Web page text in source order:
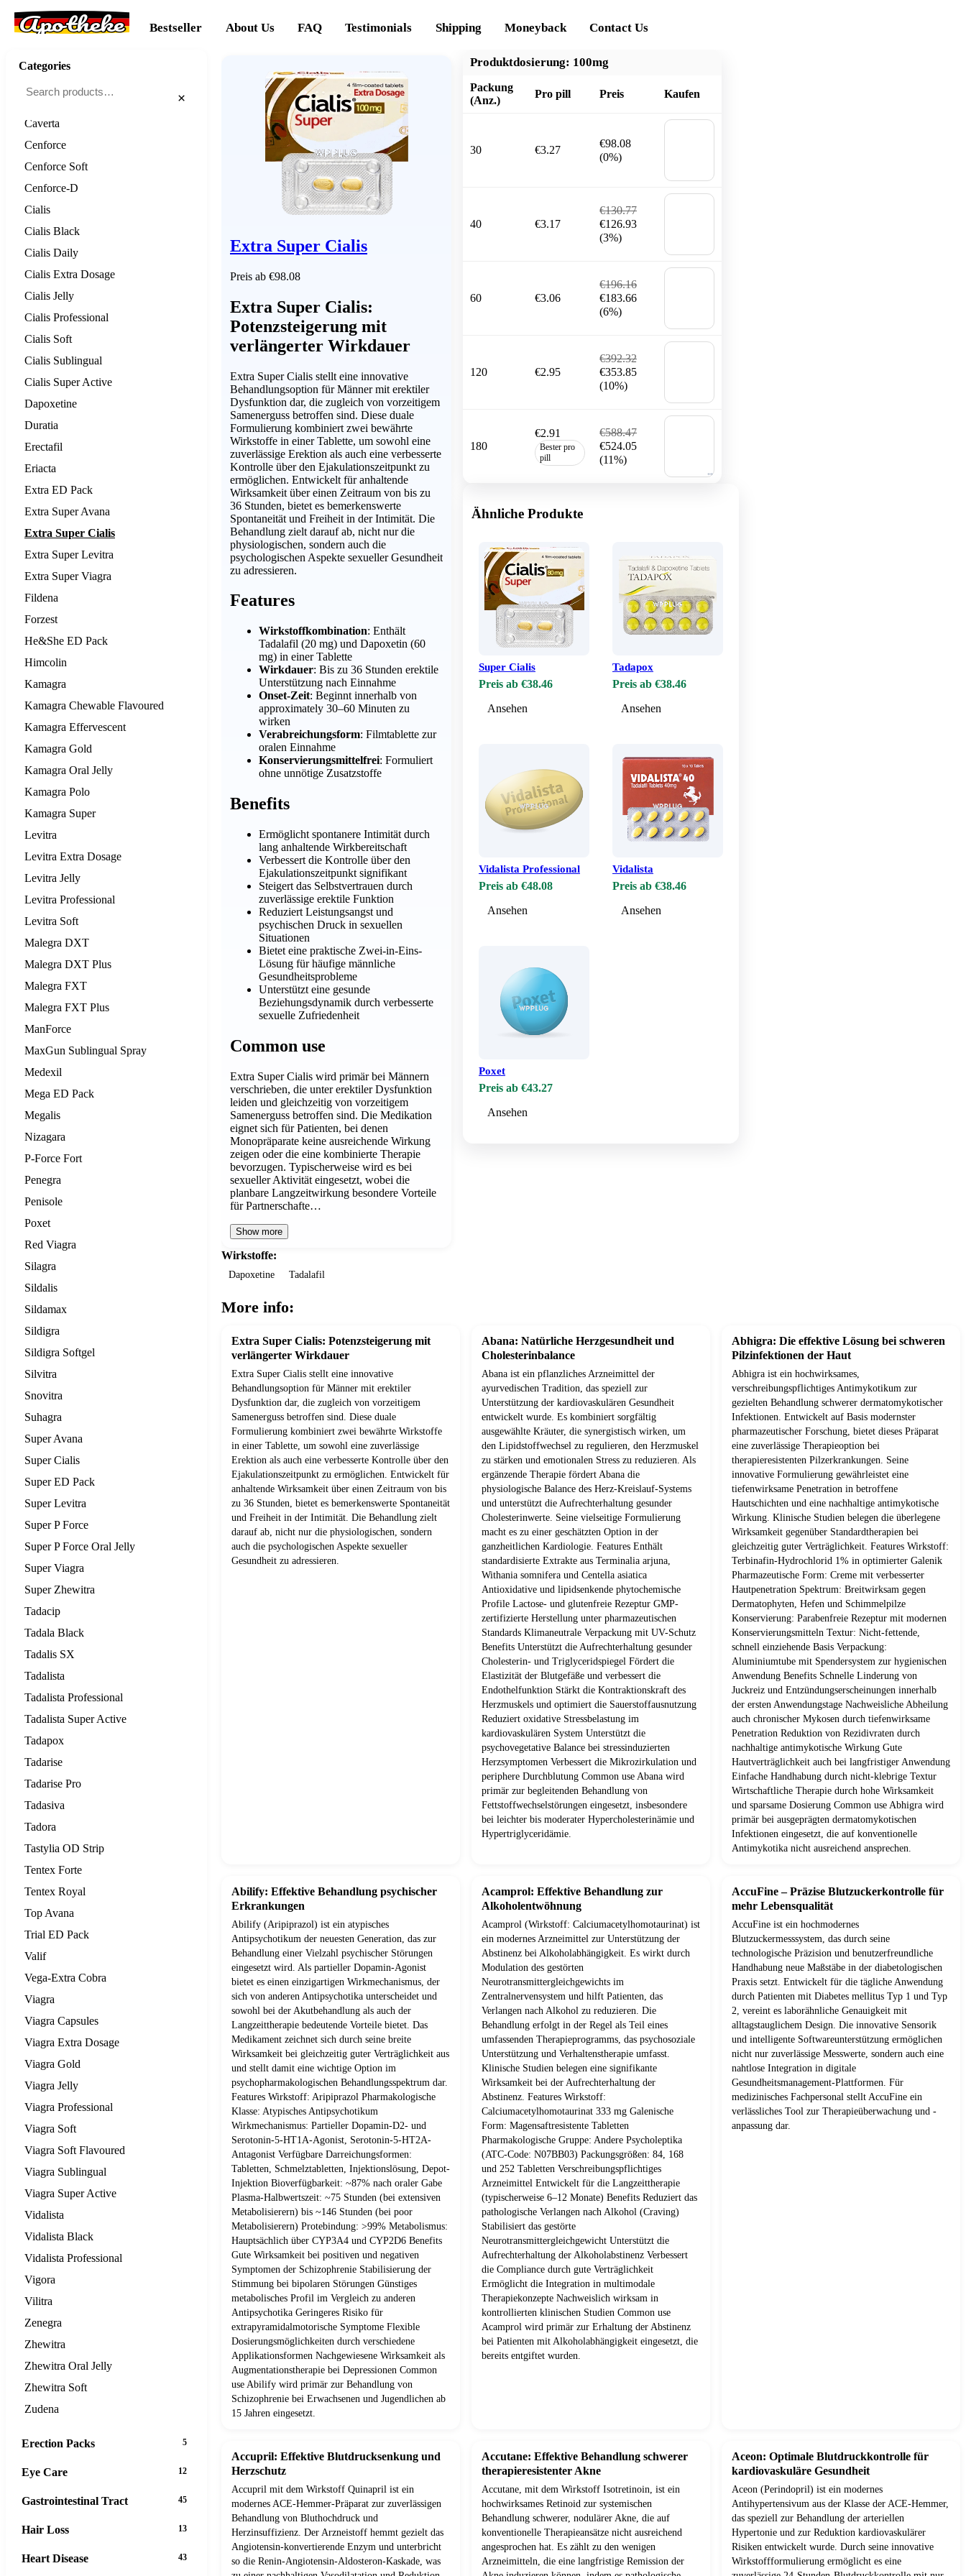
Apotheke Bestseller About Us FAQ Testimonials Shipping Moneyback Contact Us
Extra Super Cialis
Preis ab €98.08
Extra Super Cialis:
Potenzsteigerung mit
verlängerter Wirkdauer
Extra Super Cialis stellt eine innovative
Behandlungsoption für Männer mit erektiler
Dysfunktion dar, die zugleich von vorzeitigem
Samenerguss betroffen sind. Diese duale
Formulierung kombiniert zwei bewährte
Wirkstoffe in einer Tablette, um sowohl eine
zuverlässige Erektion als auch eine verbesserte
Kontrolle über den Ejakulationszeitpunkt zu
ermöglichen. Entwickelt für anhaltende
Wirksamkeit über einen Zeitraum von bis zu
36 Stunden, bietet es bemerkenswerte
Spontaneität und Freiheit in der Intimität. Die
Behandlung zielt darauf ab, nicht nur die
physiologischen, sondern auch die
psychologischen Aspekte sexueller Gesundheit
zu adressieren.
Features
Wirkstoffkombination: Enthält
Tadalafil (20 mg) und Dapoxetin (60
mg) in einer Tablette
Wirkdauer: Bis zu 36 Stunden erektile
Unterstützung nach Einnahme
Onset-Zeit: Beginnt innerhalb von
approximately 30–60 Minuten zu
wirken
Verabreichungsform: Filmtablette zur
oralen Einnahme
Konservierungsmittelfrei: Formuliert
ohne unnötige Zusatzstoffe
Benefits
Ermöglicht spontanere Intimität durch
lang anhaltende Wirkbereitschaft
Verbessert die Kontrolle über den
Ejakulationszeitpunkt signifikant
Steigert das Selbstvertrauen durch
zuverlässige erektile Funktion
Reduziert Leistungsangst und
psychischen Druck in sexuellen
Situationen
Bietet eine praktische Zwei-in-Eins-
Lösung für häufige männliche
Gesundheitsprobleme
Unterstützt eine gesunde
Beziehungsdynamik durch verbesserte
sexuelle Zufriedenheit
Common use
Extra Super Cialis wird primär bei Männern
verschrieben, die unter erektiler Dysfunktion
leiden und gleichzeitig von vorzeitigem
Samenerguss betroffen sind. Die Medikation
eignet sich für Patienten, bei denen
Monopräparate keine ausreichende Wirkung
zeigen oder die eine kombinierte Therapie
bevorzugen. Typischerweise wird es bei
sexueller Aktivität eingesetzt, wobei die
planbare Langzeitwirkung besondere Vorteile
für Partnerschafte…
Show more
Wirkstoffe:
Dapoxetine Tadalafil
Produktdosierung: 100mg
Packung
(Anz.)
Pro pill Preis Kaufen
30 €3.27
€98.08
(0%)
40 €3.17
€130.77
€126.93
(3%)
60 €3.06
€196.16
€183.66
(6%)
120 €2.95
€392.32
€353.85
(10%)
180
€2.91
Bester pro
pill
€588.47
€524.05
(11%)
Ähnliche Produkte
Super Cialis
Preis ab €38.46
Ansehen
Tadapox
Preis ab €38.46
Ansehen
Vidalista Professional
Preis ab €48.08
Ansehen
Vidalista
Preis ab €38.46
Ansehen
Poxet
Preis ab €43.27
Ansehen
More info:
Extra Super Cialis: Potenzsteigerung mit
verlängerter Wirkdauer
Extra Super Cialis stellt eine innovative
Behandlungsoption für Männer mit erektiler
Dysfunktion dar, die zugleich von vorzeitigem
Samenerguss betroffen sind. Diese duale
Formulierung kombiniert zwei bewährte Wirkstoffe
in einer Tablette, um sowohl eine zuverlässige
Erektion als auch eine verbesserte Kontrolle über den
Ejakulationszeitpunkt zu ermöglichen. Entwickelt für
anhaltende Wirksamkeit über einen Zeitraum von bis
zu 36 Stunden, bietet es bemerkenswerte Spontaneität
und Freiheit in der Intimität. Die Behandlung zielt
darauf ab, nicht nur die physiologischen, sondern
auch die psychologischen Aspekte sexueller
Gesundheit zu adressieren.
Abana: Natürliche Herzgesundheit und
Cholesterinbalance
Abana ist ein pflanzliches Arzneimittel der
ayurvedischen Tradition, das speziell zur
Unterstützung der kardiovaskulären Gesundheit
entwickelt wurde. Es kombiniert sorgfältig
ausgewählte Kräuter, die synergistisch wirken, um
den Lipidstoffwechsel zu regulieren, den Herzmuskel
zu stärken und emotionalen Stress zu reduzieren. Als
ergänzende Therapie fördert Abana die
physiologische Balance des Herz-Kreislauf-Systems
und unterstützt die Aufrechterhaltung gesunder
Cholesterinwerte. Seine vielseitige Formulierung
macht es zu einer geschätzten Option in der
ganzheitlichen Kardiologie. Features Enthält
standardisierte Extrakte aus Terminalia arjuna,
Withania somnifera und Centella asiatica
Antioxidative und lipidsenkende phytochemische
Profile Lactose- und glutenfreie Rezeptur GMP-
zertifizierte Herstellung unter pharmazeutischen
Standards Klimaneutrale Verpackung mit UV-Schutz
Benefits Unterstützt die Aufrechterhaltung gesunder
Cholesterin- und Triglyceridspiegel Fördert die
Elastizität der Blutgefäße und verbessert die
Endothelfunktion Stärkt die Kontraktionskraft des
Herzmuskels und optimiert die Sauerstoffausnutzung
Reduziert oxidative Stressbelastung im
kardiovaskulären System Unterstützt die
psychovegetative Balance bei stressinduzierten
Herzsymptomen Verbessert die Mikrozirkulation und
periphere Durchblutung Common use Abana wird
primär zur begleitenden Behandlung von
Fettstoffwechselstörungen eingesetzt, insbesondere
bei leichter bis moderater Hypercholesterinämie und
Hypertriglyceridämie.
Abhigra: Die effektive Lösung bei schweren
Pilzinfektionen der Haut
Abhigra ist ein hochwirksames,
verschreibungspflichtiges Antimykotikum zur
gezielten Behandlung schwerer dermatomykotischer
Infektionen. Entwickelt auf Basis modernster
pharmazeutischer Forschung, bietet dieses Präparat
eine zuverlässige Therapieoption bei
therapieresistenten Pilzerkrankungen. Seine
innovative Formulierung gewährleistet eine
tiefenwirksame Penetration in betroffene
Hautschichten und eine nachhaltige antimykotische
Wirkung. Klinische Studien belegen die überlegene
Wirksamkeit gegenüber Standardtherapien bei
gleichzeitig guter Verträglichkeit. Features Wirkstoff:
Terbinafin-Hydrochlorid 1% in optimierter Galenik
Pharmazeutische Form: Creme mit verbesserter
Hautpenetration Spektrum: Breitwirksam gegen
Dermatophyten, Hefen und Schimmelpilze
Konservierung: Parabenfreie Rezeptur mit modernen
Konservierungsmitteln Textur: Nicht-fettende,
schnell einziehende Basis Verpackung:
Aluminiumtube mit Spendersystem zur hygienischen
Anwendung Benefits Schnelle Linderung von
Juckreiz und Entzündungserscheinungen innerhalb
der ersten Anwendungstage Nachweisliche Abheilung
auch chronischer Mykosen durch tiefenwirksame
Penetration Reduktion von Rezidivraten durch
nachhaltige antimykotische Wirkung Gute
Hautverträglichkeit auch bei langfristiger Anwendung
Einfache Handhabung durch nicht-klebrige Textur
Wirtschaftliche Therapie durch hohe Wirksamkeit
und sparsame Dosierung Common use Abhigra wird
primär bei ausgeprägten dermatomykotischen
Infektionen eingesetzt, die auf konventionelle
Antimykotika nicht ausreichend ansprechen.
Abilify: Effektive Behandlung psychischer
Erkrankungen
Abilify (Aripiprazol) ist ein atypisches
Antipsychotikum der neuesten Generation, das zur
Behandlung einer Vielzahl psychischer Störungen
eingesetzt wird. Als partieller Dopamin-Agonist
bietet es einen einzigartigen Wirkmechanismus, der
sich von anderen Antipsychotika unterscheidet und
sowohl bei der Akutbehandlung als auch der
Langzeittherapie bedeutende Vorteile bietet. Das
Medikament zeichnet sich durch seine breite
Wirksamkeit bei gleichzeitig guter Verträglichkeit aus
und stellt damit eine wichtige Option im
psychopharmakologischen Behandlungsspektrum dar.
Features Wirkstoff: Aripiprazol Pharmakologische
Klasse: Atypisches Antipsychotikum
Wirkmechanismus: Partieller Dopamin-D2- und
Serotonin-5-HT1A-Agonist, Serotonin-5-HT2A-
Antagonist Verfügbare Darreichungsformen:
Tabletten, Schmelztabletten, Injektionslösung, Depot-
Injektion Bioverfügbarkeit: ~87% nach oraler Gabe
Plasma-Halbwertszeit: ~75 Stunden (bei extensiven
Metabolisierern) bis ~146 Stunden (bei poor
Metabolisierern) Protebindung: >99% Metabolismus:
Hauptsächlich über CYP3A4 und CYP2D6 Benefits
Gute Wirksamkeit bei positiven und negativen
Symptomen der Schizophrenie Stabilisierung der
Stimmung bei bipolaren Störungen Günstiges
metabolisches Profil im Vergleich zu anderen
Antipsychotika Geringeres Risiko für
extrapyramidalmotorische Symptome Flexible
Dosierungsmöglichkeiten durch verschiedene
Applikationsformen Nachgewiesene Wirksamkeit als
Augmentationstherapie bei Depressionen Common
use Abilify wird primär zur Behandlung von
Schizophrenie bei Erwachsenen und Jugendlichen ab
15 Jahren eingesetzt.
Acamprol: Effektive Behandlung zur
Alkoholentwöhnung
Acamprol (Wirkstoff: Calciumacetylhomotaurinat) ist
ein modernes Arzneimittel zur Unterstützung der
Abstinenz bei Alkoholabhängigkeit. Es wirkt durch
Modulation des gestörten
Neurotransmittergleichgewichts im
Zentralnervensystem und hilft Patienten, das
Verlangen nach Alkohol zu reduzieren. Die
Behandlung erfolgt in der Regel als Teil eines
umfassenden Therapieprogramms, das psychosoziale
Unterstützung und Verhaltenstherapie umfasst.
Klinische Studien belegen eine signifikante
Wirksamkeit bei der Aufrechterhaltung der
Abstinenz. Features Wirkstoff:
Calciumacetylhomotaurinat 333 mg Galenische
Form: Magensaftresistente Tabletten
Pharmakologische Gruppe: Andere Psycholeptika
(ATC-Code: N07BB03) Packungsgrößen: 84, 168
und 252 Tabletten Verschreibungspflichtiges
Arzneimittel Entwickelt für die Langzeittherapie
(typischerweise 6–12 Monate) Benefits Reduziert das
pathologische Verlangen nach Alkohol (Craving)
Stabilisiert das gestörte
Neurotransmittergleichgewicht Unterstützt die
Aufrechterhaltung der Alkoholabstinenz Verbessert
die Compliance durch gute Verträglichkeit
Ermöglicht die Integration in multimodale
Therapiekonzepte Nachweislich wirksam in
kontrollierten klinischen Studien Common use
Acamprol wird primär zur Erhaltung der Abstinenz
bei Patienten mit Alkoholabhängigkeit eingesetzt, die
bereits entgiftet wurden.
AccuFine – Präzise Blutzuckerkontrolle für
mehr Lebensqualität
AccuFine ist ein hochmodernes
Blutzuckermesssystem, das durch seine
technologische Präzision und benutzerfreundliche
Handhabung neue Maßstäbe in der diabetologischen
Praxis setzt. Entwickelt für die tägliche Anwendung
durch Patienten mit Diabetes mellitus Typ 1 und Typ
2, vereint es laborähnliche Genauigkeit mit
alltagstauglichem Design. Die innovative Sensorik
und intelligente Softwareunterstützung ermöglichen
nicht nur zuverlässige Messwerte, sondern auch eine
nahtlose Integration in digitale
Gesundheitsmanagement-Plattformen. Für
medizinisches Fachpersonal stellt AccuFine ein
verlässliches Tool zur Therapieüberwachung und -
anpassung dar.
Accupril: Effektive Blutdrucksenkung und
Herzschutz
Accupril mit dem Wirkstoff Quinapril ist ein
modernes ACE-Hemmer-Präparat zur zuverlässigen
Behandlung von Bluthochdruck und
Herzinsuffizienz. Der Arzneistoff hemmt gezielt das
Angiotensin-konvertierende Enzym und unterbricht
so die Renin-Angiotensin-Aldosteron-Kaskade, was
Accutane: Effektive Behandlung schwerer
therapieresistenter Akne
Accutane, mit dem Wirkstoff Isotretinoin, ist ein
hochwirksames Retinoid zur systemischen
Behandlung schwerer, nodulärer Akne, die auf
konventionelle Therapieansätze nicht ausreichend
angesprochen hat. Es zählt zu den wenigen
Arzneimitteln, die eine langfristige Remission der
Aceon: Optimale Blutdruckkontrolle für
kardiovaskuläre Gesundheit
Aceon (Perindopril) ist ein modernes
Antihypertensivum aus der Klasse der ACE-Hemmer,
das speziell zur Behandlung der arteriellen
Hypertonie und zur Reduktion kardiovaskulärer
Risiken entwickelt wurde. Durch seine innovative
Wirkstoffformulierung ermöglicht es eine
Categories
×
Alprostadil
Apcalis SX Oral Jelly
Assurans
Caverta
Cenforce
Cenforce Soft
Cenforce-D
Cialis
Cialis Black
Cialis Daily
Cialis Extra Dosage
Cialis Jelly
Cialis Professional
Cialis Soft
Cialis Sublingual
Cialis Super Active
Dapoxetine
Duratia
Erectafil
Eriacta
Extra ED Pack
Extra Super Avana
Extra Super Cialis
Extra Super Levitra
Extra Super Viagra
Fildena
Forzest
He&She ED Pack
Himcolin
Kamagra
Kamagra Chewable Flavoured
Kamagra Effervescent
Kamagra Gold
Kamagra Oral Jelly
Kamagra Polo
Kamagra Super
Levitra
Levitra Extra Dosage
Levitra Jelly
Levitra Professional
Levitra Soft
Malegra DXT
Malegra DXT Plus
Malegra FXT
Malegra FXT Plus
ManForce
MaxGun Sublingual Spray
Medexil
Mega ED Pack
Megalis
Nizagara
P-Force Fort
Penegra
Penisole
Poxet
Red Viagra
Silagra
Sildalis
Sildamax
Sildigra
Sildigra Softgel
Silvitra
Snovitra
Suhagra
Super Avana
Super Cialis
Super ED Pack
Super Levitra
Super P Force
Super P Force Oral Jelly
Super Viagra
Super Zhewitra
Tadacip
Tadala Black
Tadalis SX
Tadalista
Tadalista Professional
Tadalista Super Active
Tadapox
Tadarise
Tadarise Pro
Tadasiva
Tadora
Tastylia OD Strip
Tentex Forte
Tentex Royal
Top Avana
Trial ED Pack
Valif
Vega-Extra Cobra
Viagra
Viagra Capsules
Viagra Extra Dosage
Viagra Gold
Viagra Jelly
Viagra Professional
Viagra Soft
Viagra Soft Flavoured
Viagra Sublingual
Viagra Super Active
Vidalista
Vidalista Black
Vidalista Professional
Vigora
Vilitra
Zenegra
Zhewitra
Zhewitra Oral Jelly
Zhewitra Soft
Zudena
Erection Packs 5
Eye Care 12
Gastrointestinal Tract 45
Hair Loss 13
Heart Disease 43